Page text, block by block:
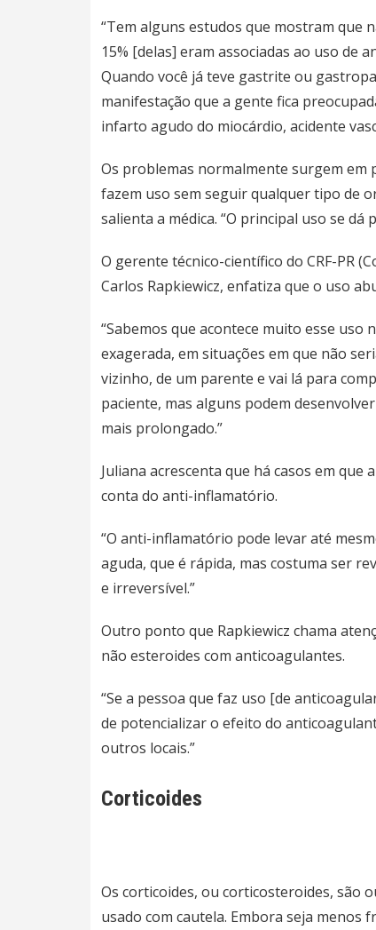
“Tem alguns estudos que mostram que
15% [delas] eram associadas ao uso de
Quando você já teve gastrite ou
manifestação que a gente fica
infarto agudo do miocárdio, acidente
Os problemas normalmente surgem em
fazem uso sem seguir qualquer tipo de
salienta a médica. “O principal uso se dá
O gerente técnico-científico do CRF-PR
Carlos Rapkiewicz, enfatiza que o uso
“Sabemos que acontece muito esse
exagerada, em situações em que não
vizinho, de um parente e vai lá para
paciente, mas alguns podem
mais prolongado.”
Juliana acrescenta que há casos em
conta do anti-inflamatório.
“O anti-inflamatório pode levar até
aguda, que é rápida, mas costuma ser
e irreversível.”
Outro ponto que Rapkiewicz chama
não esteroides com anticoagulantes.
“Se a pessoa que faz uso [de
de potencializar o efeito do
outros locais.”
Corticoides
Os corticoides, ou corticosteroides, são
usado com cautela. Embora seja menos